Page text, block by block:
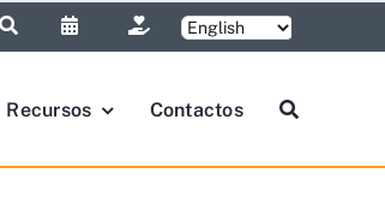
Recursos Contactos